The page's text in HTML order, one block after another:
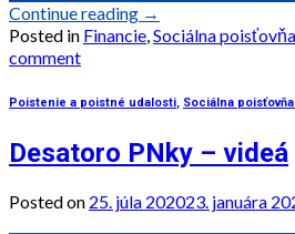
Continue reading →
Posted in Financie,Sociálna
comment
Poistenie a poistné udalosti, Sociálna
Desatoro PNky – videá
Posted on 25. júla 202023. januára